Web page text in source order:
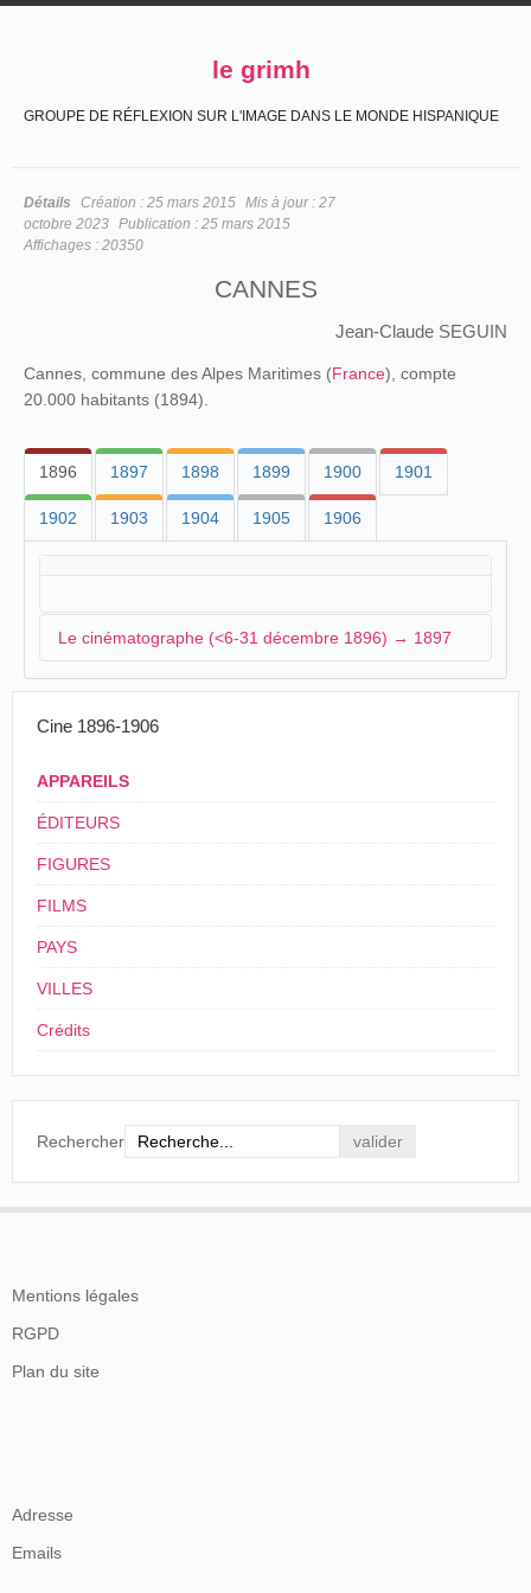
le grimh
GROUPE DE RÉFLEXION SUR L'IMAGE DANS LE MONDE HISPANIQUE
Détails Création : 25 mars 2015 Mis à jour : 27
octobre 2023 Publication : 25 mars 2015
Affichages : 20350
CANNES
Jean-Claude SEGUIN
Cannes, commune des Alpes Maritimes (France), compte
20.000 habitants (1894).
1896 1897 1898 1899 1900 1901
1902 1903 1904 1905 1906
Le cinématographe (<6-31 décembre 1896) → 1897
cinématographe offre des projections animées:
n'a pas été exploitée avec assez de tam-tam,
chose qu'un excès... d'indifférence.
Le cinématographe mérite pourtant d'être connu
composant chaque tableau donne l'illusion
faudrait et nous souhaitons que
pas moins digne de l'attention des hommes les
plus blasés, et peut être offert aux enfants
lundi 7 décembre 1896, p. 2.
Les séances se prolongent tout au long du mois de
décembre.
Cine 1896-1906
APPAREILS
ÉDITEURS
FIGURES
FILMS
PAYS
VILLES
Crédits
Rechercher
Mentions légales
RGPD
Plan du site
Adresse
Emails